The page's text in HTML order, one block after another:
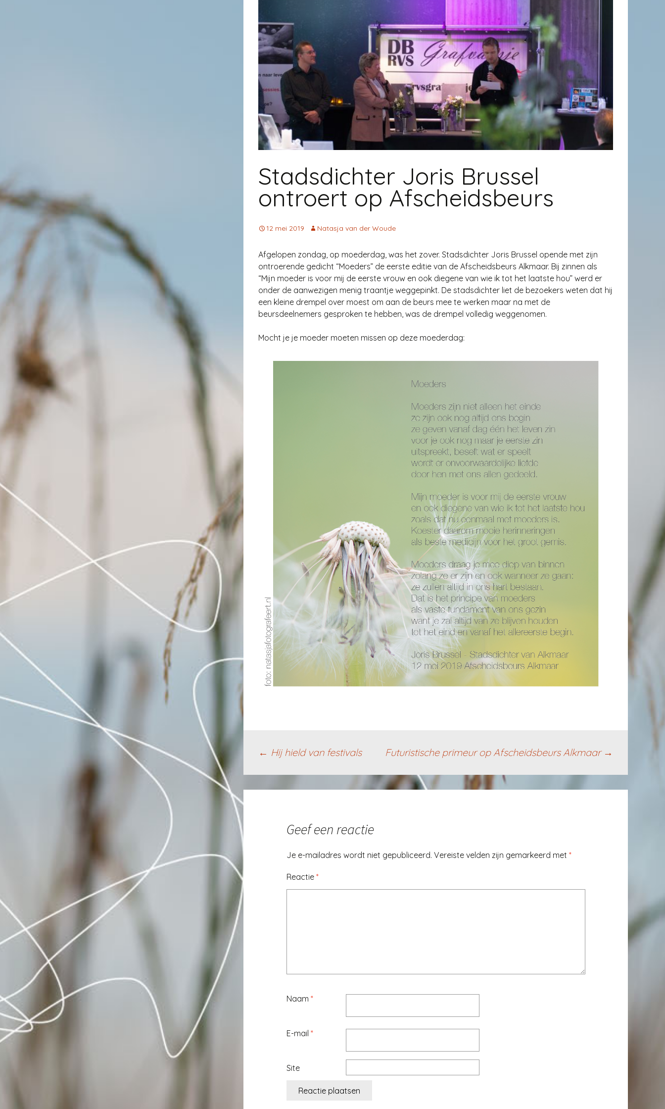
Stadsdichter Joris Brussel
ontroert op Afscheidsbeurs
12 mei 2019 Natasja van der Woude
Afgelopen zondag, op moederdag, was het zover. Stadsdichter Joris Brussel opende met zijn
ontroerende gedicht “Moeders” de eerste editie van de Afscheidsbeurs Alkmaar. Bij zinnen als
“Mijn moeder is voor mij de eerste vrouw en ook diegene van wie ik tot het laatste hou” werd er
onder de aanwezigen menig traantje weggepinkt. De stadsdichter liet de bezoekers weten dat hij
een kleine drempel over moest om aan de beurs mee te werken maar na met de
beursdeelnemers gesproken te hebben, was de drempel volledig weggenomen.
Mocht je je moeder moeten missen op deze moederdag:
Berichtnavigatie
← Hij hield van festivals Futuristische primeur op Afscheidsbeurs Alkmaar →
Geef een reactie
Je e-mailadres wordt niet gepubliceerd. Vereiste velden zijn gemarkeerd met *
Reactie *
Naam *
E-mail *
Site